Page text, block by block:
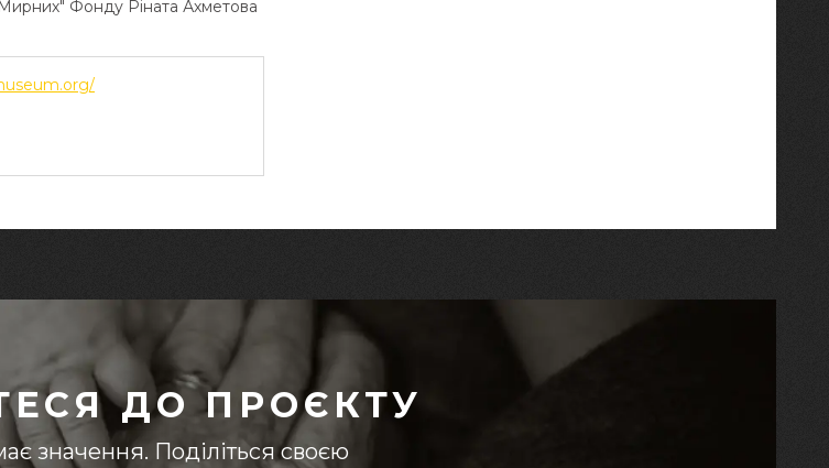
Фонду Ріната Ахметова
ДО ПРОЄКТУ
значення. Поділіться своєю